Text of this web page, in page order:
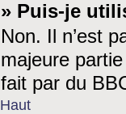
» Puis-je
Non. Il n’est
majeure
fait par du
Haut